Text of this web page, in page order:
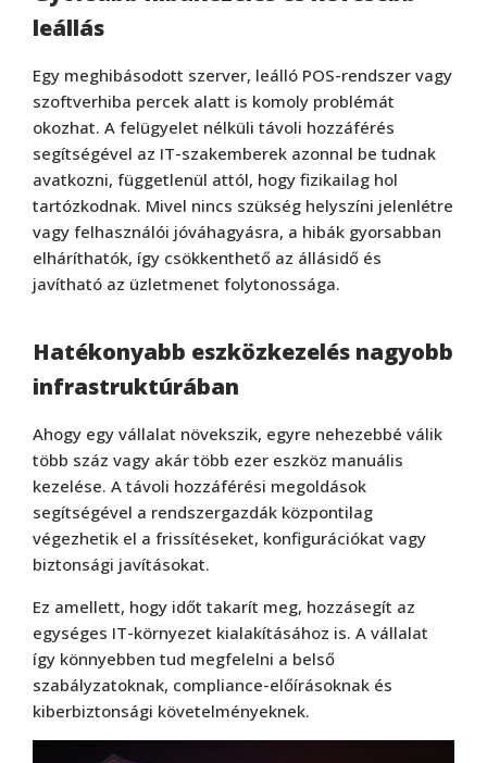
leállás
Egy meghibásodott szerver, leálló POS-rendszer vagy
szoftverhiba percek alatt is komoly problémát
okozhat. A felügyelet nélküli távoli hozzáférés
segítségével az IT-szakemberek azonnal be tudnak
avatkozni, függetlenül attól, hogy fizikailag hol
tartózkodnak. Mivel nincs szükség helyszíni jelenlétre
vagy felhasználói jóváhagyásra, a hibák gyorsabban
elháríthatók, így csökkenthető az állásidő és
javítható az üzletmenet folytonossága.
Hatékonyabb eszközkezelés nagyobb
infrastruktúrában
Ahogy egy vállalat növekszik, egyre nehezebbé válik
több száz vagy akár több ezer eszköz manuális
kezelése. A távoli hozzáférési megoldások
segítségével a rendszergazdák központilag
végezhetik el a frissítéseket, konfigurációkat vagy
biztonsági javításokat.
Ez amellett, hogy időt takarít meg, hozzásegít az
egységes IT-környezet kialakításához is. A vállalat
így könnyebben tud megfelelni a belső
szabályzatoknak, compliance-előírásoknak és
kiberbiztonsági követelményeknek.